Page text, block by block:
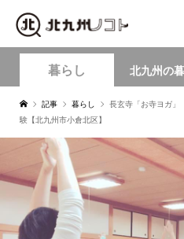
暮らし 北九州の
記事 暮らし
長玄寺「お寺ヨガ
験【北九州市小倉北区】